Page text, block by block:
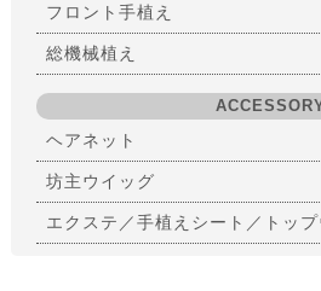
フロント手植え
総機械植え
ヘアネット
坊主ウイッグ
エクステ／手植えシート／トッ